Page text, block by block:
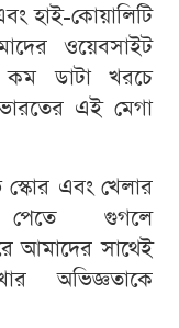
হাই-কোয়ালিটি
ওয়েবসাইট
ডাটা খরচে
এই মেগা
এবং খেলার
গুগলে
আমাদের সাথেই
অভিজ্ঞতাকে